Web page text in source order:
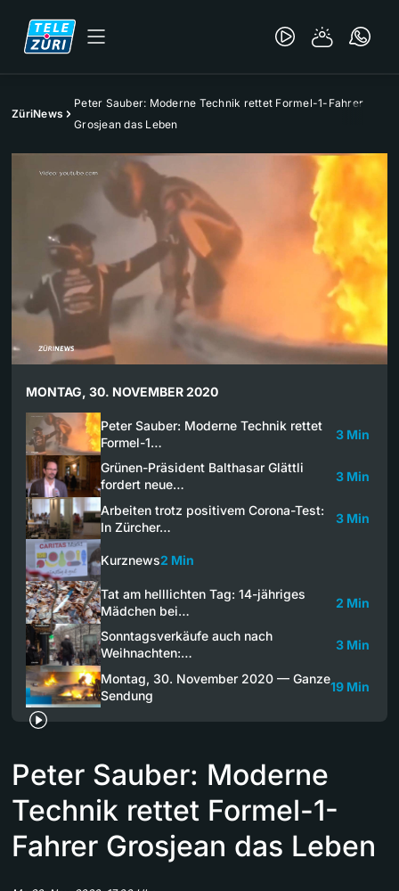
ZüriNews
Peter Sauber: Moderne Technik rettet Formel-1-Fahrer
Grosjean das Leben
MONTAG, 30. NOVEMBER 2020
Peter Sauber: Moderne Technik rettet
Formel-1…
3 Min
Grünen-Präsident Balthasar Glättli
fordert neue…
3 Min
Arbeiten trotz positivem Corona-Test:
In Zürcher…
3 Min
Kurznews2 Min
Tat am helllichten Tag: 14-jähriges
Mädchen bei…
2 Min
Sonntagsverkäufe auch nach
Weihnachten:…
3 Min
Montag, 30. November 2020 — Ganze
Sendung
19 Min
Peter Sauber: Moderne
Technik rettet Formel-1-
Fahrer Grosjean das Leben